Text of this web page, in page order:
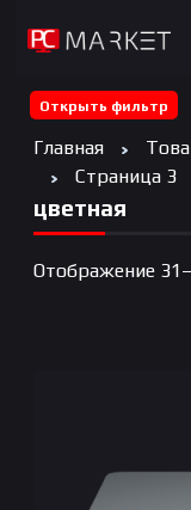
Открыть фильтр
Главная
Страница 3
цветная
Отображение